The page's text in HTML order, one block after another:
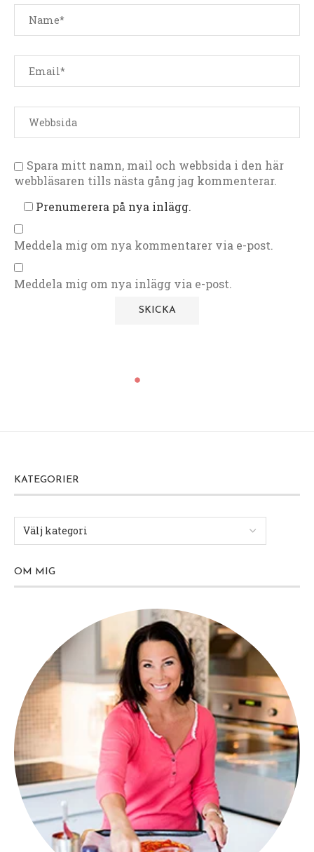
Spara mitt namn, mail och webbsida i den här
webbläsaren tills nästa gång jag kommenterar.
Prenumerera på nya inlägg.
Meddela mig om nya kommentarer via e-post.
Meddela mig om nya inlägg via e-post.
KATEGORIER
OM MIG